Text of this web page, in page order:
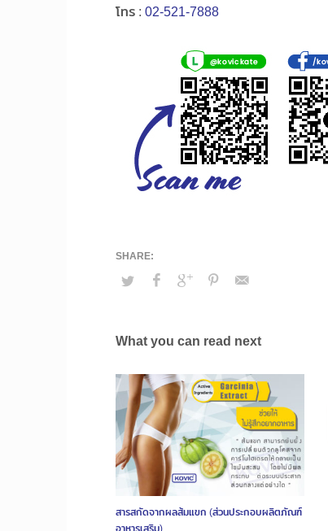
โทร : 02-521-7888
What you can read next
สารสกัดจากผลส้มแขก (ส่วนประกอบผลิตภัณฑ์